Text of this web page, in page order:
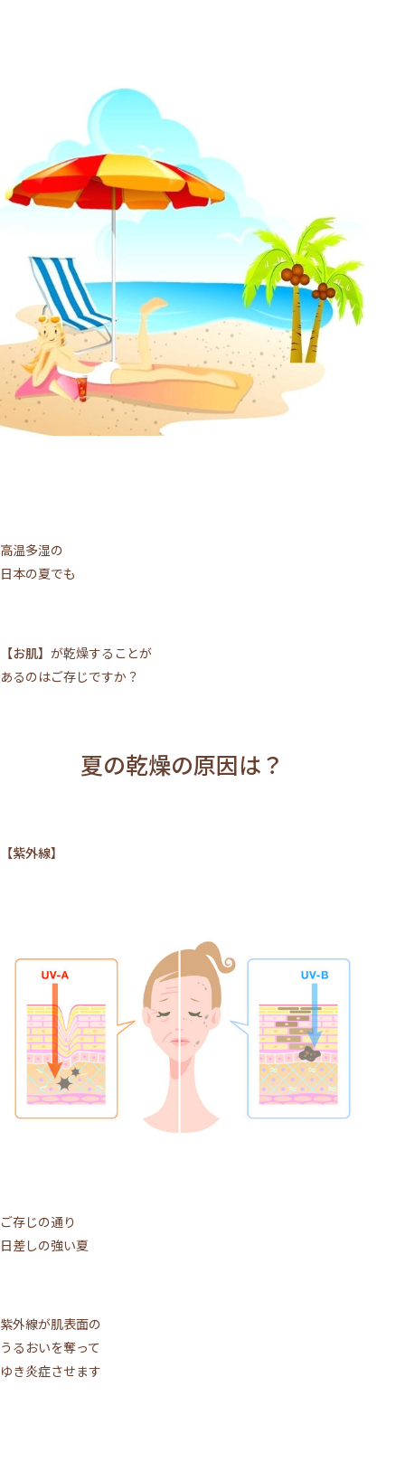
高温多湿の
日本の夏でも
【お肌】 が乾燥することが
あるのはご存じですか？
夏の乾燥の原因は？
【紫外線】
ご存じの通り
日差しの強い夏
紫外線が肌表面の
うるおいを奪って
ゆき炎症させます